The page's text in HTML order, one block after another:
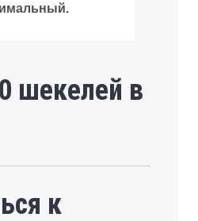
шекелей в
к